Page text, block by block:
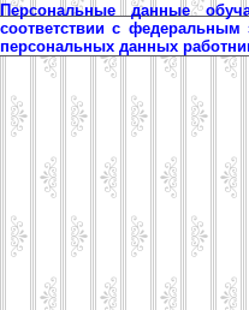
Персональные данные
соответствии с
персональных данных